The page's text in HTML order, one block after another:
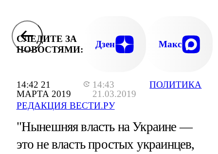
14:42 21
МАРТА 2019
14:43
21.03.2019
РЕДАКЦИЯ ВЕСТИ.РУ
ПОЛИТИКА
СЛЕДИТЕ ЗА
НОВОСТЯМИ:
Дзен Макс
"Нынешняя власть на Украине —
это не власть простых украинцев,